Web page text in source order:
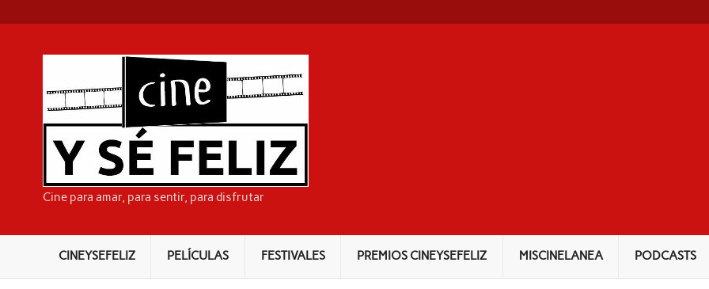
content
Cine para amar, para sentir, para disfrutar
CINEYSEFELIZ PELÍCULAS FESTIVALES PREMIOS CINEYSEFELIZ MISCINELANEA PODCASTS